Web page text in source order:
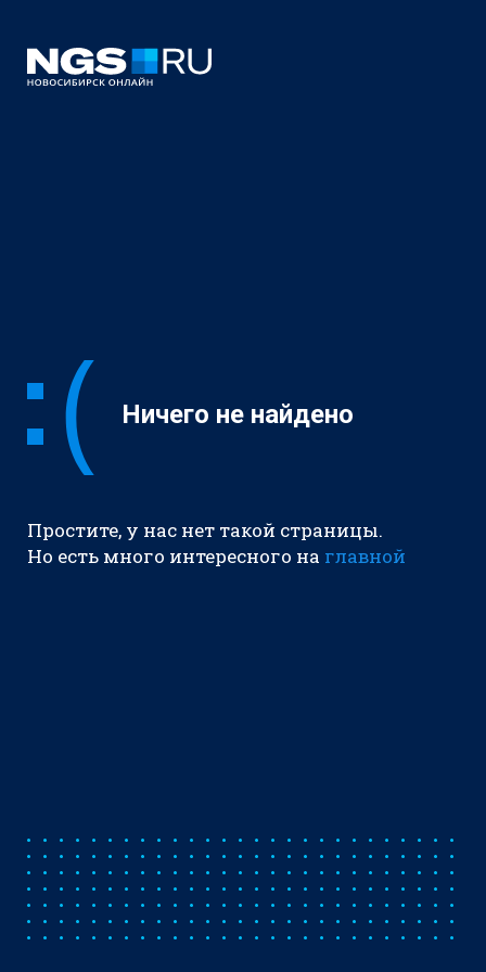
Ничего не найдено
Простите, у нас нет такой страницы.
Но есть много интересного на главной